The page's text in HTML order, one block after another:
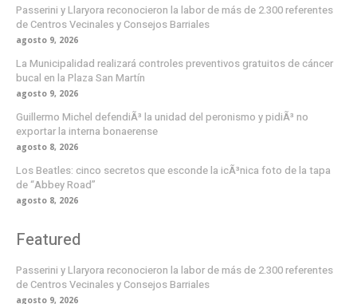
Passerini y Llaryora reconocieron la labor de más de 2.300 referentes
de Centros Vecinales y Consejos Barriales
agosto 9, 2026
La Municipalidad realizará controles preventivos gratuitos de cáncer
bucal en la Plaza San Martín
agosto 9, 2026
Guillermo Michel defendiÃ³ la unidad del peronismo y pidiÃ³ no
exportar la interna bonaerense
agosto 8, 2026
Los Beatles: cinco secretos que esconde la icÃ³nica foto de la tapa
de “Abbey Road”
agosto 8, 2026
Featured
Passerini y Llaryora reconocieron la labor de más de 2.300 referentes
de Centros Vecinales y Consejos Barriales
agosto 9, 2026